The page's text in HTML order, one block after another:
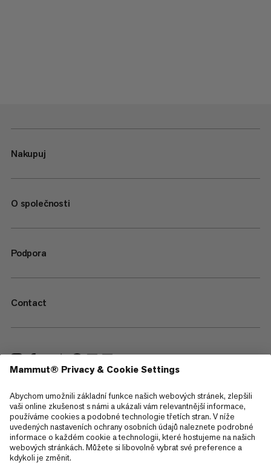
Nakupuj
O společnosti
Podpora
Contact
—
Sitemap